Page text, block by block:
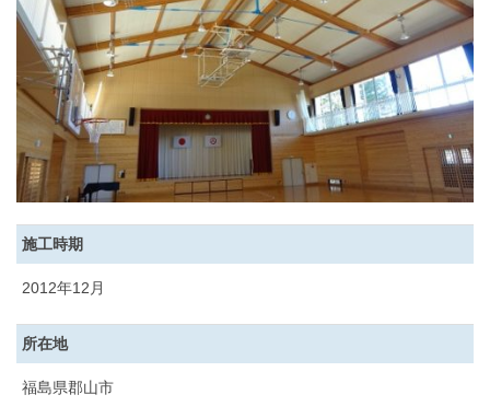
施工時期
2012年12月
所在地
福島県郡山市